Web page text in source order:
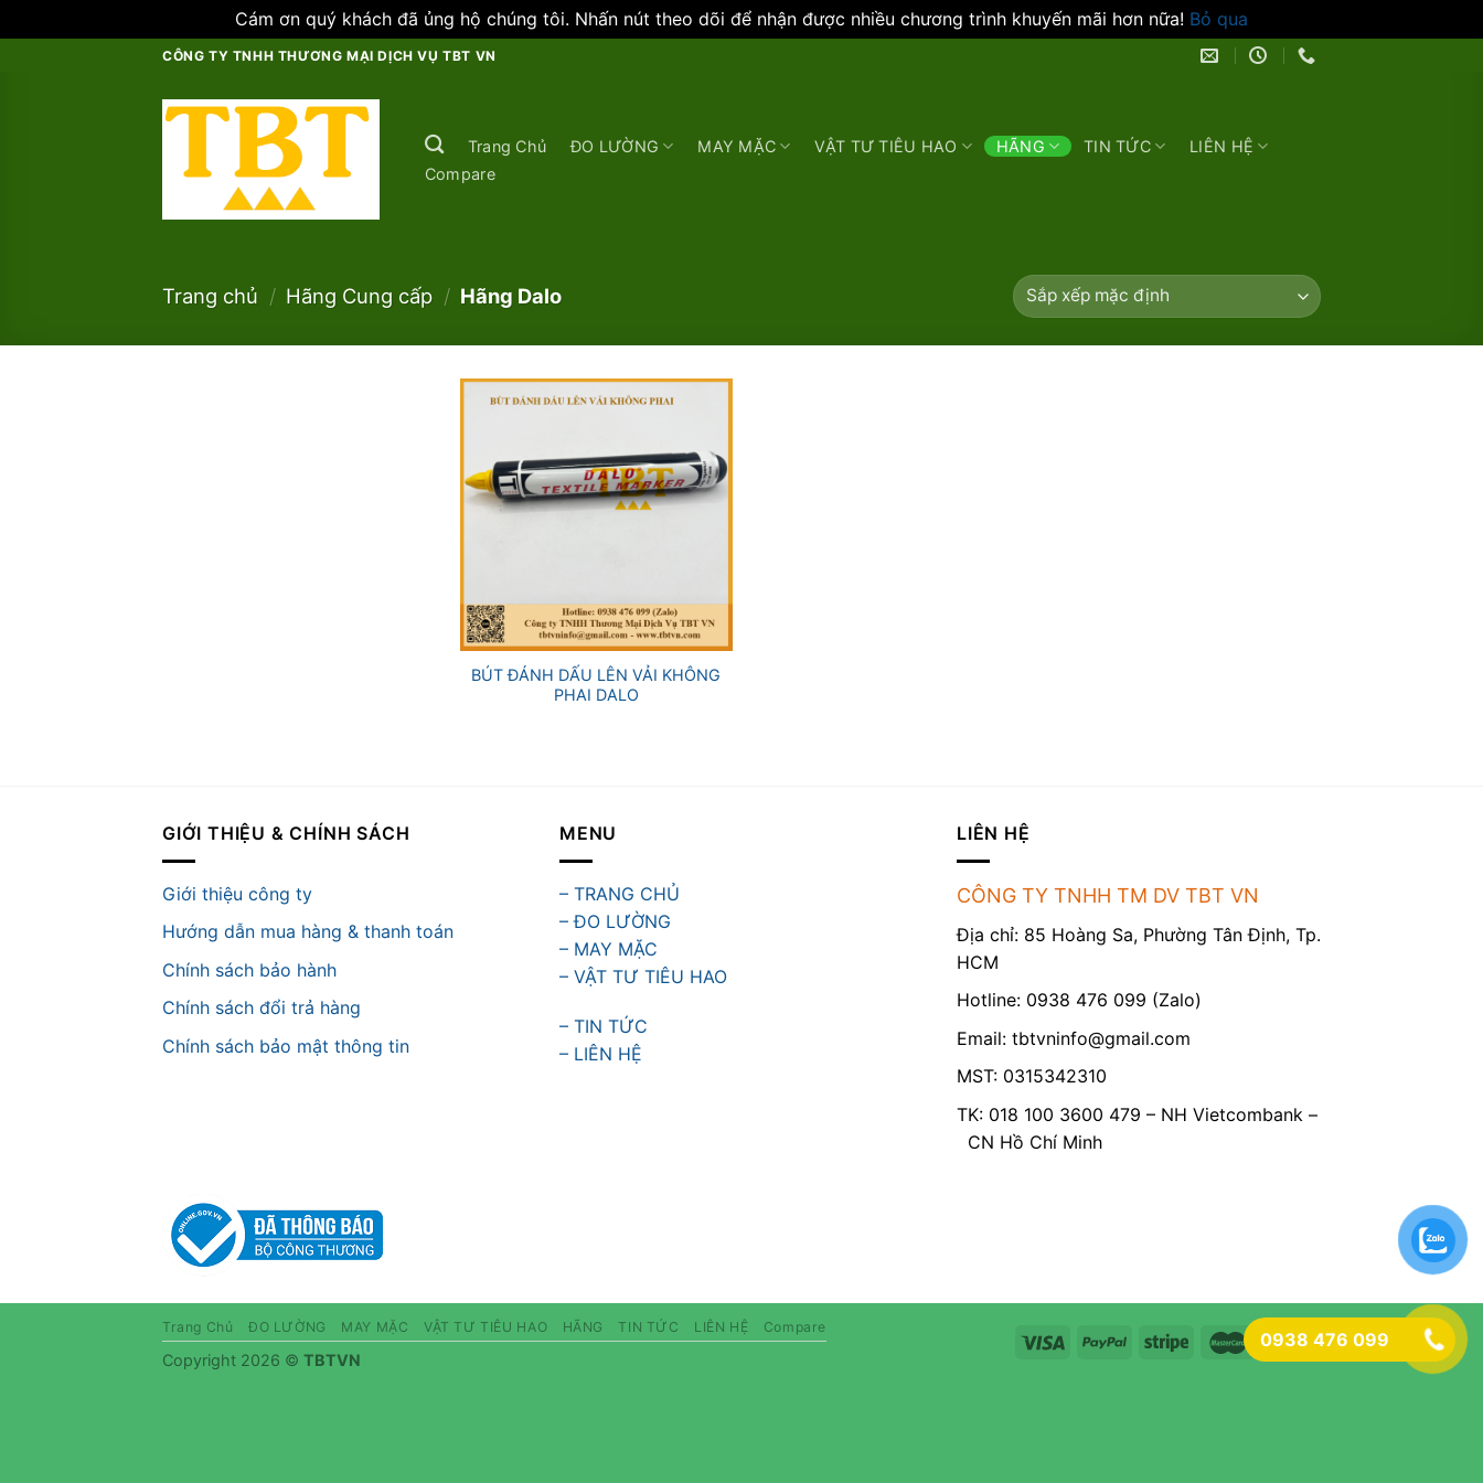
Cám ơn quý khách đã ủng hộ chúng tôi. Nhấn nút theo dõi để nhận được nhiều chương trình khuyến mãi hơn nữa! Bỏ qua
CÔNG TY TNHH THƯƠNG MẠI DỊCH VỤ TBT VN
Trang Chủ ĐO LƯỜNG MAY MẶC VẬT TƯ TIÊU HAO HÃNG TIN TỨC
LIÊN HỆ
Compare
Trang chủ / Hãng Cung cấp / Hãng Dalo
+
BÚT ĐÁNH DẤU LÊN VẢI KHÔNG
PHAI DALO
GIỚI THIỆU & CHÍNH SÁCH
Giới thiệu công ty
Hướng dẫn mua hàng & thanh toán
Chính sách bảo hành
Chính sách đổi trả hàng
Chính sách bảo mật thông tin
MENU
– TRANG CHỦ
– ĐO LƯỜNG
– MAY MẶC
– VẬT TƯ TIÊU HAO
– TIN TỨC
– LIÊN HỆ
LIÊN HỆ
CÔNG TY TNHH TM DV TBT VN
Địa chỉ: 85 Hoàng Sa, Phường Tân Định, Tp.
HCM
Hotline: 0938 476 099 (Zalo)
Email: tbtvninfo@gmail.com
MST: 0315342310
TK: 018 100 3600 479 – NH Vietcombank –
CN Hồ Chí Minh
Trang Chủ ĐO LƯỜNG MAY MẶC VẬT TƯ TIÊU HAO HÃNG TIN TỨC LIÊN HỆ Compare
Copyright 2026 © TBTVN
0938 476 099